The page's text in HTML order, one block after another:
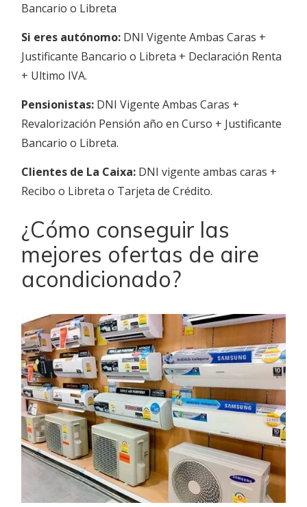
Bancario o Libreta
Si eres autónomo: DNI Vigente Ambas Caras +
Justificante Bancario o Libreta + Declaración Renta
+ Ultimo IVA.
Pensionistas: DNI Vigente Ambas Caras +
Revalorización Pensión año en Curso + Justificante
Bancario o Libreta.
Clientes de La Caixa: DNI vigente ambas caras +
Recibo o Libreta o Tarjeta de Crédito.
¿Cómo conseguir las
mejores ofertas de aire
acondicionado?